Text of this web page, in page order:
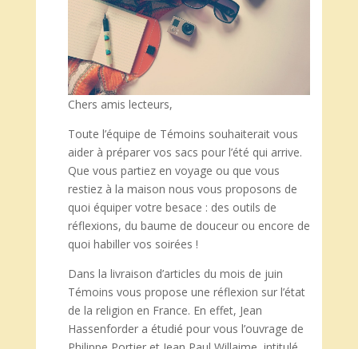
Chers amis lecteurs,
Toute l’équipe de Témoins souhaiterait vous
aider à préparer vos sacs pour l’été qui arrive.
Que vous partiez en voyage ou que vous
restiez à la maison nous vous proposons de
quoi équiper votre besace : des outils de
réflexions, du baume de douceur ou encore de
quoi habiller vos soirées !
Dans la livraison d’articles du mois de juin
Témoins vous propose une réflexion sur l’état
de la religion en France. En effet, Jean
Hassenforder a étudié pour vous l’ouvrage de